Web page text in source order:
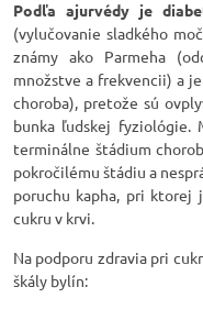
Podľa ajurvédy je
(vylučovanie sladkého
známy ako Parmeha
množstve a frekvencii) a
choroba), pretože sú
bunka ľudskej fyziológie.
terminálne štádium
pokročilému štádiu a
poruchu kapha, pri ktorej
cukru v krvi.
Na podporu zdravia pri
škály bylín: